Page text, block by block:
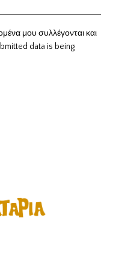
μου συλλέγονται και
data is being